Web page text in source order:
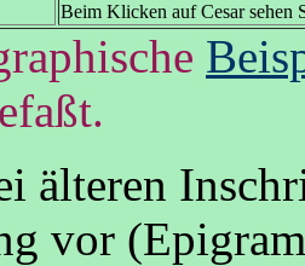
Beim Klicken auf Cesar sehen
älteren
vor